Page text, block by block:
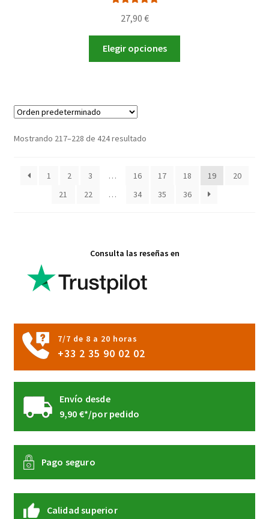
5.00
27,90 €
Elegir opciones
elegir
en
Mostrando 217–228 de 424 resultado
1 2 3 … 16 17 18 19
20
21
22 … 34 35 36
Consulta las reseñas en
7/7 de 8 a 20 horas
+33 2 35 90 02 02
Envío desde
9,90 €*/por pedido
Pago seguro
Calidad superior